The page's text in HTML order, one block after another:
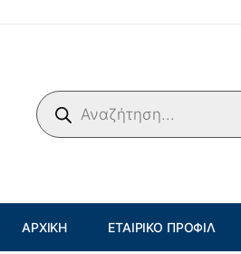
Products search
ΑΡΧΙΚΉ ΕΤΑΙΡΙΚΌ ΠΡΟΦΊΛ